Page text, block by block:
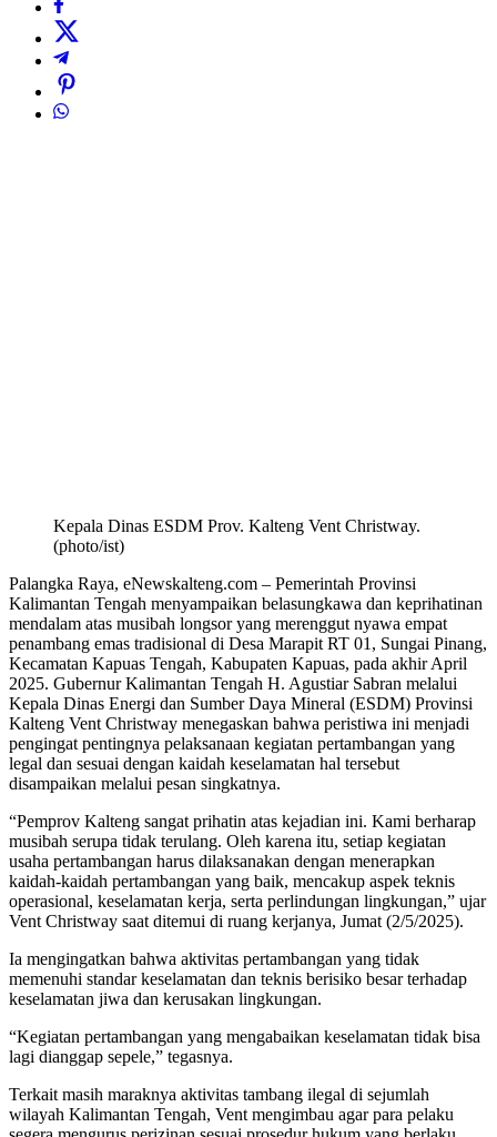
Kepala Dinas ESDM Prov. Kalteng Vent Christway.
(photo/ist)
Palangka Raya, eNewskalteng.com – Pemerintah Provinsi
Kalimantan Tengah menyampaikan belasungkawa dan keprihatinan
mendalam atas musibah longsor yang merenggut nyawa empat
penambang emas tradisional di Desa Marapit RT 01, Sungai Pinang,
Kecamatan Kapuas Tengah, Kabupaten Kapuas, pada akhir April
2025. Gubernur Kalimantan Tengah H. Agustiar Sabran melalui
Kepala Dinas Energi dan Sumber Daya Mineral (ESDM) Provinsi
Kalteng Vent Christway menegaskan bahwa peristiwa ini menjadi
pengingat pentingnya pelaksanaan kegiatan pertambangan yang
legal dan sesuai dengan kaidah keselamatan hal tersebut
disampaikan melalui pesan singkatnya.
“Pemprov Kalteng sangat prihatin atas kejadian ini. Kami berharap
musibah serupa tidak terulang. Oleh karena itu, setiap kegiatan
usaha pertambangan harus dilaksanakan dengan menerapkan
kaidah-kaidah pertambangan yang baik, mencakup aspek teknis
operasional, keselamatan kerja, serta perlindungan lingkungan,” ujar
Vent Christway saat ditemui di ruang kerjanya, Jumat (2/5/2025).
Ia mengingatkan bahwa aktivitas pertambangan yang tidak
memenuhi standar keselamatan dan teknis berisiko besar terhadap
keselamatan jiwa dan kerusakan lingkungan.
“Kegiatan pertambangan yang mengabaikan keselamatan tidak bisa
lagi dianggap sepele,” tegasnya.
Terkait masih maraknya aktivitas tambang ilegal di sejumlah
wilayah Kalimantan Tengah, Vent mengimbau agar para pelaku